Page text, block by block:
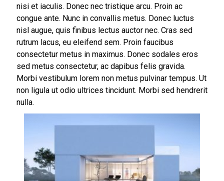
nisi et iaculis. Donec nec tristique arcu. Proin ac
congue ante. Nunc in convallis metus. Donec luctus
nisl augue, quis finibus lectus auctor nec. Cras sed
rutrum lacus, eu eleifend sem. Proin faucibus
consectetur metus in maximus. Donec sodales eros
sed metus consectetur, ac dapibus felis gravida.
Morbi vestibulum lorem non metus pulvinar tempus. Ut
non ligula ut odio ultrices tincidunt. Morbi sed hendrerit
nulla.